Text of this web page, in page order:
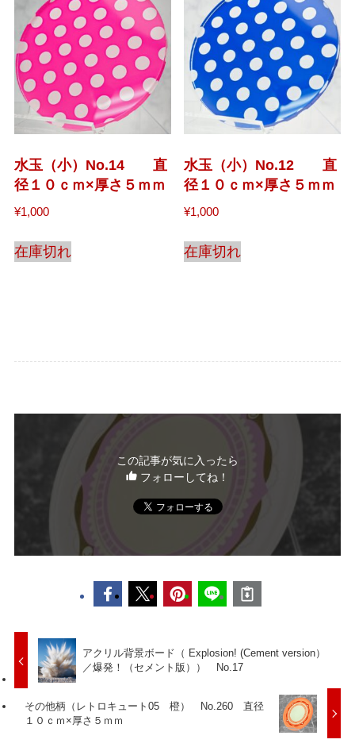
水玉（小）No.14 直
径１０ｃｍ×厚さ５ｍｍ
¥1,000
在庫切れ
水玉（小）No.12 直
径１０ｃｍ×厚さ５ｍｍ
¥1,000
在庫切れ
この記事が気に入ったら
フォローしてね！
アクリル背景ボード（ Explosion! (Cement version）
／爆発！（セメント版）） No.17
その他柄（レトロキュート05 橙） No.260 直径
１０ｃｍ×厚さ５ｍｍ